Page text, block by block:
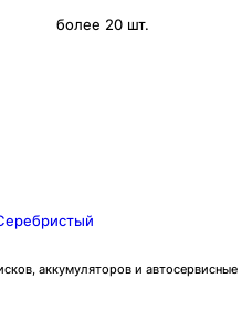
более 20 шт.
аккумуляторов и автосервисные